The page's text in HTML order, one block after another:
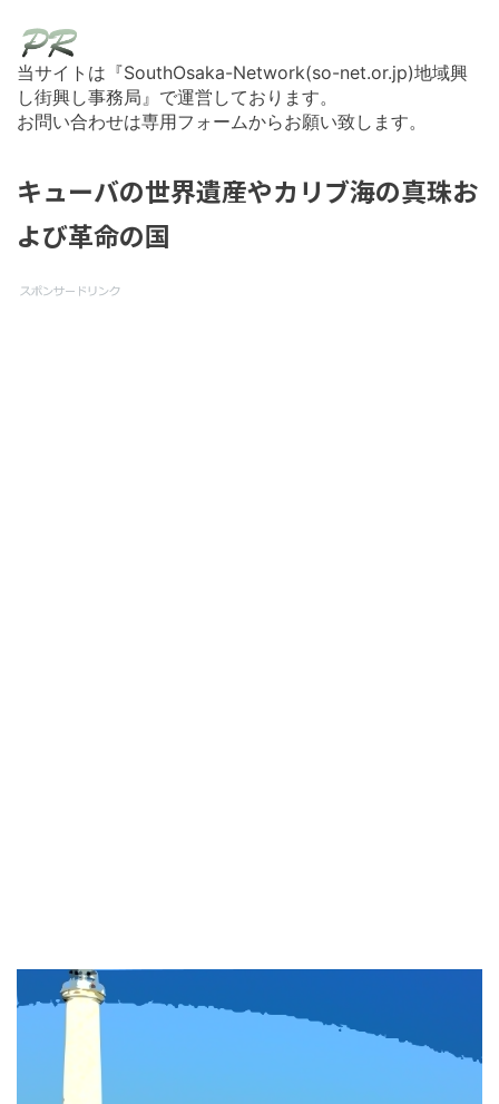
当サイトは『SouthOsaka-Network(so-net.or.jp)地域興
し街興し事務局』で運営しております。
お問い合わせは専用フォームからお願い致します。
キューバの世界遺産やカリブ海の真珠お
よび革命の国